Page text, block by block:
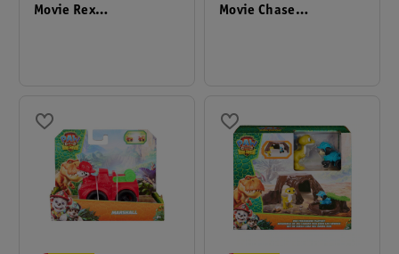
Movie Rex
Movie Chase